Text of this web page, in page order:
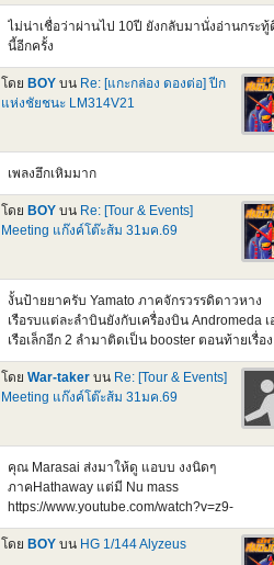
ของภาค มีออกมาเพิ่มจำนวนนึงละ เช่น RE/100
XM-07B Vigna-Ghina II [Jupiter Battle Ver.] ตัว
Gundam F91 Ver 2.0 (Harrison Madin
ตัวนี้มีสอง Ver. ก็ออกไปละ อีกตัวที่รอลุ้น ก็เป็น
LM312V04+SD-VB03A V-Dash Gundam ที่แ
ออกเป็นเฉพาะ Pack เสริมมาก็เบางบหน่อย หรื
รวมมาก็ได้แหละ ช่วงๆนี้นี่ Formula , silhouette
กลังทยอยไล่ออกมา ทีละตัวๆแหละ อ้างอิง
https://gundam.fandom.com/wiki/
อ้างอิง
https://gundam.fandom.com/wiki/
ไม่น่าเชื่อว่าผ่านไป 10ปี ยังกลับมานั่งอ่านกระทู้
นี้อีกครั้ง
โดย BOY บน Re: [แกะกล่อง ดองต่อ] ปีก
แห่งชัยชนะ LM314V21
เพลงฮึกเหิมมาก
โดย BOY บน Re: [Tour & Events]
Meeting แก๊งค์โต๊ะส้ม 31มค.69
งั้นป้ายยาครับ Yamato ภาคจักรวรรดิดาวหาง
เรือรบแต่ละลำบินยังกับเครื่องบิน Andromeda เ
เรือเล็กอีก 2 ลำมาติดเป็น booster ตอนท้ายเรื่อง
เรือรบทำงานโดยใช้คน ๆ เดียว ระบบสั่งการด้วย
เสียงแหกปากของกับตัน
https://www.youtube.com/watch?
โดย War-taker บน Re: [Tour & Events]
Meeting แก๊งค์โต๊ะส้ม 31มค.69
คุณ Marasai ส่งมาให้ดู แอบบ งงนิดๆ
ภาคHathaway แต่มี Nu mass
https://www.youtube.com/watch?v=z9-
r4h_zD2g&feature=youtu.be
โดย BOY บน HG 1/144 Alyzeus